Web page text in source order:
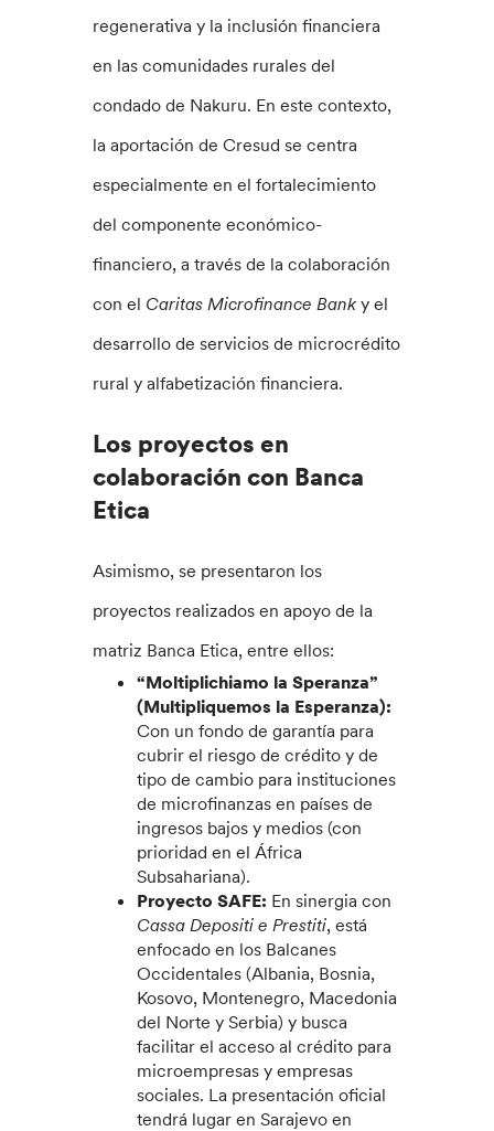
regenerativa y la inclusión financiera
en las comunidades rurales del
condado de Nakuru. En este contexto,
la aportación de Cresud se centra
especialmente en el fortalecimiento
del componente económico-
financiero, a través de la colaboración
con el Caritas Microfinance Banky el
desarrollo de servicios de microcrédito
rural y alfabetización financiera.
Los proyectos en
colaboración con Banca
Etica
Asimismo, se presentaron los
proyectos realizados en apoyo de la
matriz Banca Etica, entre ellos:
“Moltiplichiamo la Speranza”
(Multipliquemos la Esperanza):
Con un fondo de garantía para
cubrir el riesgo de crédito y de
tipo de cambio para instituciones
de microfinanzas en países de
ingresos bajos y medios (con
prioridad en el África
Subsahariana).
Proyecto SAFE: En sinergia con
Cassa Depositi e Prestiti, está
enfocado en los Balcanes
Occidentales (Albania, Bosnia,
Kosovo, Montenegro, Macedonia
del Norte y Serbia) y busca
facilitar el acceso al crédito para
microempresas y empresas
sociales. La presentación oficial
tendrá lugar en Sarajevo en